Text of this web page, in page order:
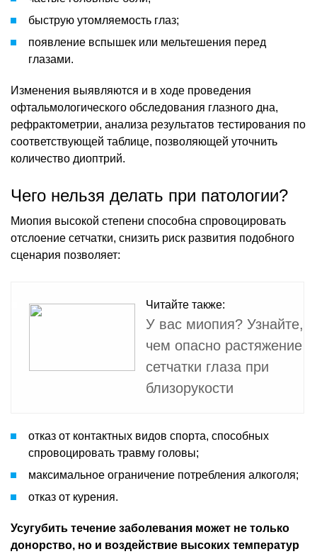
быструю утомляемость глаз;
появление вспышек или мельтешения перед
глазами.
Изменения выявляются и в ходе проведения
офтальмологического обследования глазного дна,
рефрактометрии, анализа результатов тестирования по
соответствующей таблице, позволяющей уточнить
количество диоптрий.
Чего нельзя делать при патологии?
Миопия высокой степени способна спровоцировать
отслоение сетчатки, снизить риск развития подобного
сценария позволяет:
Читайте также:
У вас миопия? Узнайте,
чем опасно растяжение
сетчатки глаза при
близорукости
отказ от контактных видов спорта, способных
спровоцировать травму головы;
максимальное ограничение потребления алкоголя;
отказ от курения.
Усугубить течение заболевания может не только
донорство, но и воздействие высоких температур